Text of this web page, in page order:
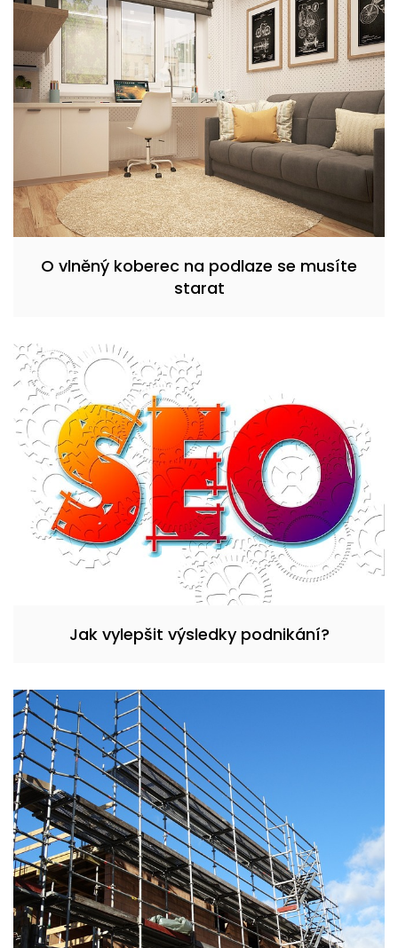
O vlněný koberec na podlaze se musíte
starat
Jak vylepšit výsledky podnikání?